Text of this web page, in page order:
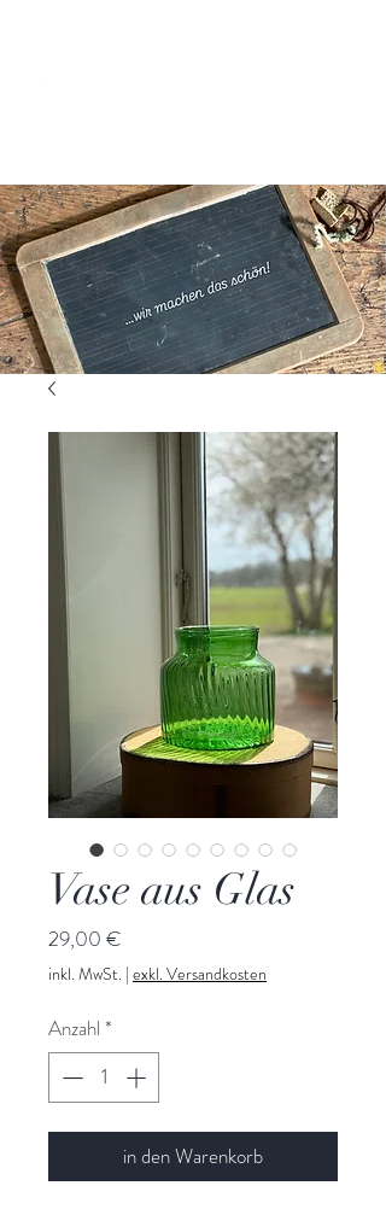
Vase aus Glas
29,00 €
inkl. MwSt. | exkl. Versandkosten
Anzahl *
in den Warenkorb